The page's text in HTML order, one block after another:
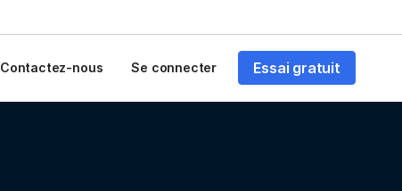
Contactez-nous Se connecter Essai gratuit